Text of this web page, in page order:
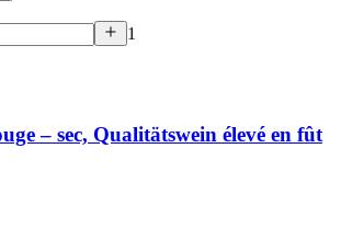
1
– sec, Qualitätswein élevé en fût